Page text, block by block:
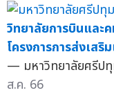
วิทยาลัยการบินและ
โครงการการส่งเส
— มหาวิทยาลัยศรีป
ส.ค. 66